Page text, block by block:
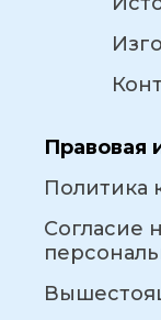
Правовая
Политика
Согласие